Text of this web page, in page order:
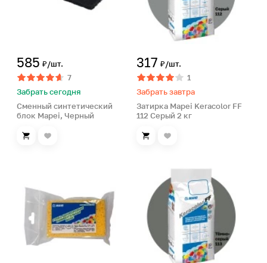
585 ₽/шт.
7
Забрать сегодня
Сменный синтетический
блок Mapei, Черный
317 ₽/шт.
1
Забрать завтра
Затирка Mapei Keracolor FF
112 Серый 2 кг